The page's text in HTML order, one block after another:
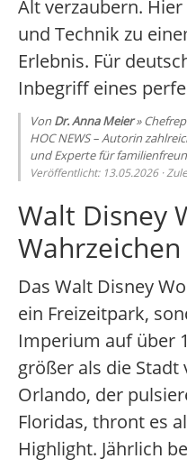
Alt verzaubern.
und Technik zu
Erlebnis. Für
Inbegriff eines
VonDr. Anna Meier»
HOC NEWS – Autorin
und Experte für
Veröffentlicht: 13.05.2026 ·
Walt Disney
Das Walt Disney
ein Freizeitpark,
Imperium auf über
größer als die Stadt
Orlando, der
Floridas, thront es
Highlight. Jährlich